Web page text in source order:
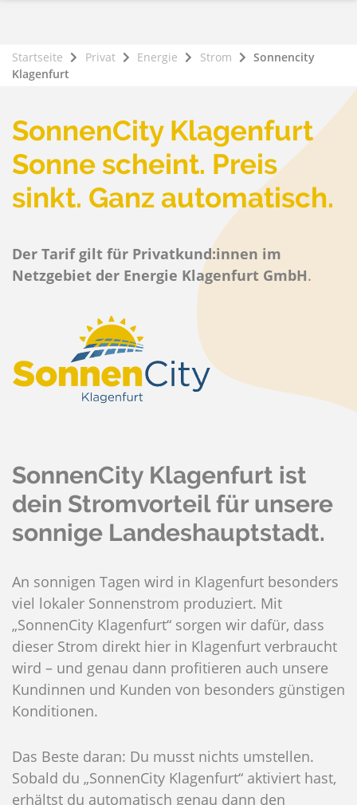
Startseite Privat Energie Strom
Sonnencity
Klagenfurt
SonnenCity Klagenfurt
Sonne scheint. Preis
sinkt. Ganz automatisch.
Der Tarif gilt für Privatkund:innen im
Netzgebiet der Energie Klagenfurt GmbH.
SonnenCity Klagenfurt ist
dein Stromvorteil für unsere
sonnige Landeshauptstadt.
An sonnigen Tagen wird in Klagenfurt besonders
viel lokaler Sonnenstrom produziert. Mit
„SonnenCity Klagenfurt“ sorgen wir dafür, dass
dieser Strom direkt hier in Klagenfurt verbraucht
wird – und genau dann profitieren auch unsere
Kundinnen und Kunden von besonders günstigen
Konditionen.
Das Beste daran: Du musst nichts umstellen.
Sobald du „SonnenCity Klagenfurt“ aktiviert hast,
erhältst du automatisch genau dann den